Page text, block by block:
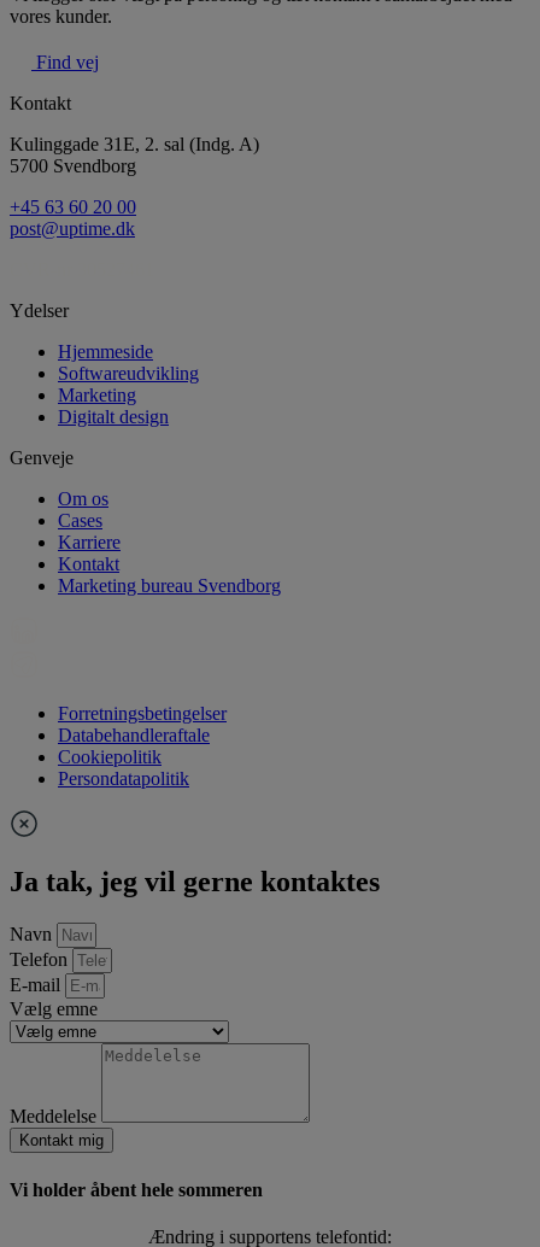
vores kunder.
Find vej
Kontakt
Kulinggade 31E, 2. sal (Indg. A)
5700 Svendborg
+45 63 60 20 00
post@uptime.dk
Ydelser
Hjemmeside
Softwareudvikling
Marketing
Digitalt design
Genveje
Om os
Cases
Karriere
Kontakt
Marketing bureau Svendborg
Forretningsbetingelser
Databehandleraftale
Cookiepolitik
Persondatapolitik
Ja tak, jeg vil gerne kontaktes
Navn
Telefon
E-mail
Vælg emne
Meddelelse
Kontakt mig
Vi holder åbent hele sommeren
Ændring i supportens telefontid: